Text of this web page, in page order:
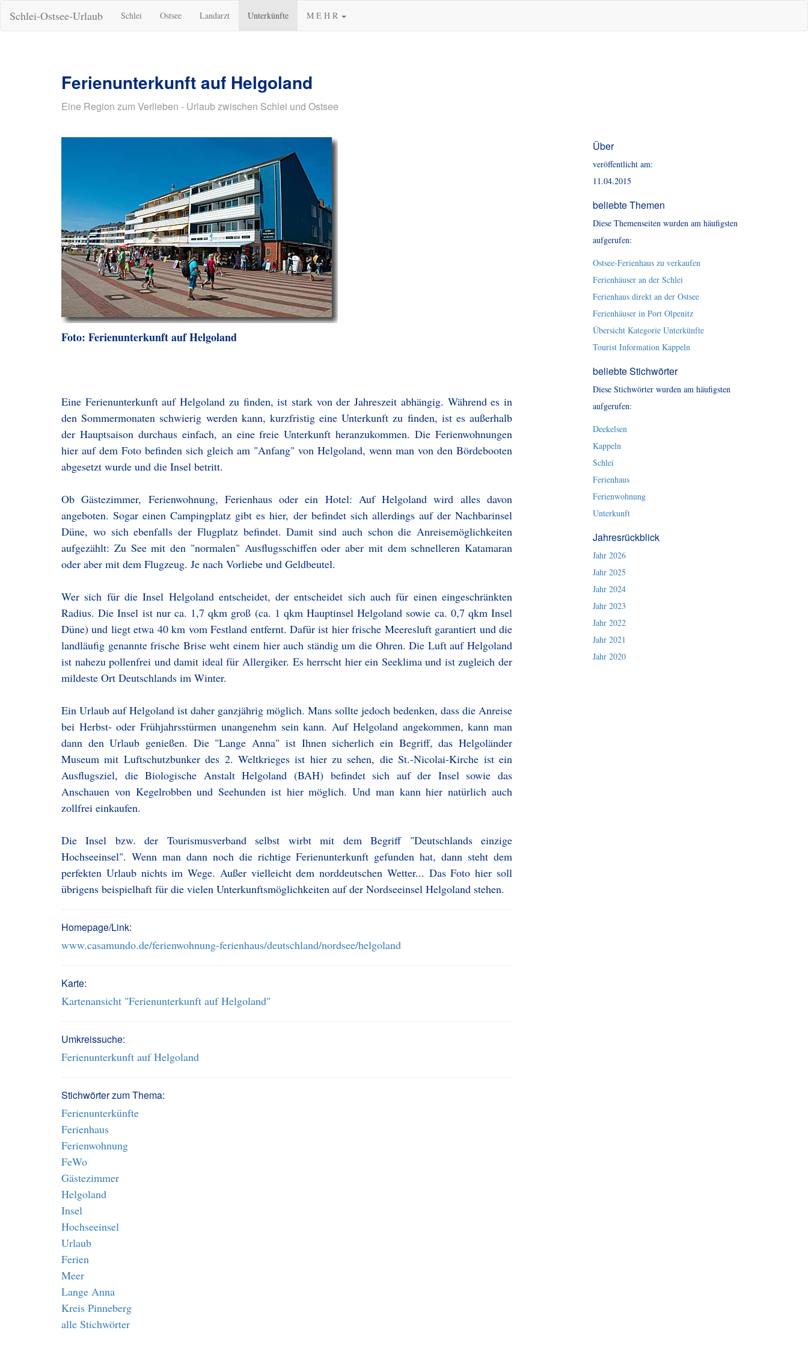
Schlei-Ostsee-Urlaub Schlei Ostsee Landarzt Unterkünfte M E H R
Ferienunterkunft auf Helgoland
Eine Region zum Verlieben - Urlaub zwischen Schlei und Ostsee
Foto: Ferienunterkunft auf Helgoland
Eine Ferienunterkunft auf Helgoland zu finden, ist stark von der Jahreszeit abhängig. Während es in
den Sommermonaten schwierig werden kann, kurzfristig eine Unterkunft zu finden, ist es außerhalb
der Hauptsaison durchaus einfach, an eine freie Unterkunft heranzukommen. Die Ferienwohnungen
hier auf dem Foto befinden sich gleich am "Anfang" von Helgoland, wenn man von den Bördebooten
abgesetzt wurde und die Insel betritt.
Ob Gästezimmer, Ferienwohnung, Ferienhaus oder ein Hotel: Auf Helgoland wird alles davon
angeboten. Sogar einen Campingplatz gibt es hier, der befindet sich allerdings auf der Nachbarinsel
Düne, wo sich ebenfalls der Flugplatz befindet. Damit sind auch schon die Anreisemöglichkeiten
aufgezählt: Zu See mit den "normalen" Ausflugsschiffen oder aber mit dem schnelleren Katamaran
oder aber mit dem Flugzeug. Je nach Vorliebe und Geldbeutel.
Wer sich für die Insel Helgoland entscheidet, der entscheidet sich auch für einen eingeschränkten
Radius. Die Insel ist nur ca. 1,7 qkm groß (ca. 1 qkm Hauptinsel Helgoland sowie ca. 0,7 qkm Insel
Düne) und liegt etwa 40 km vom Festland entfernt. Dafür ist hier frische Meeresluft garantiert und die
landläufig genannte frische Brise weht einem hier auch ständig um die Ohren. Die Luft auf Helgoland
ist nahezu pollenfrei und damit ideal für Allergiker. Es herrscht hier ein Seeklima und ist zugleich der
mildeste Ort Deutschlands im Winter.
Ein Urlaub auf Helgoland ist daher ganzjährig möglich. Mans sollte jedoch bedenken, dass die Anreise
bei Herbst- oder Frühjahrsstürmen unangenehm sein kann. Auf Helgoland angekommen, kann man
dann den Urlaub genießen. Die "Lange Anna" ist Ihnen sicherlich ein Begriff, das Helgoländer
Museum mit Luftschutzbunker des 2. Weltkrieges ist hier zu sehen, die St.-Nicolai-Kirche ist ein
Ausflugsziel, die Biologische Anstalt Helgoland (BAH) befindet sich auf der Insel sowie das
Anschauen von Kegelrobben und Seehunden ist hier möglich. Und man kann hier natürlich auch
zollfrei einkaufen.
Die Insel bzw. der Tourismusverband selbst wirbt mit dem Begriff "Deutschlands einzige
Hochseeinsel". Wenn man dann noch die richtige Ferienunterkunft gefunden hat, dann steht dem
perfekten Urlaub nichts im Wege. Außer vielleicht dem norddeutschen Wetter... Das Foto hier soll
übrigens beispielhaft für die vielen Unterkunftsmöglichkeiten auf der Nordseeinsel Helgoland stehen.
Homepage/Link:
www.casamundo.de/ferienwohnung-ferienhaus/deutschland/nordsee/helgoland
Karte:
Kartenansicht "Ferienunterkunft auf Helgoland"
Umkreissuche:
Ferienunterkunft auf Helgoland
Stichwörter zum Thema:
Ferienunterkünfte
Ferienhaus
Ferienwohnung
FeWo
Gästezimmer
Helgoland
Insel
Hochseeinsel
Urlaub
Ferien
Meer
Lange Anna
Kreis Pinneberg
alle Stichwörter
Über
veröffentlicht am:
11.04.2015
beliebte Themen
Diese Themenseiten wurden am häufigsten
aufgerufen:
Ostsee-Ferienhaus zu verkaufen
Ferienhäuser an der Schlei
Ferienhaus direkt an der Ostsee
Ferienhäuser in Port Olpenitz
Übersicht Kategorie Unterkünfte
Tourist Information Kappeln
beliebte Stichwörter
Diese Stichwörter wurden am häufigsten
aufgerufen:
Deekelsen
Kappeln
Schlei
Ferienhaus
Ferienwohnung
Unterkunft
Jahresrückblick
Jahr 2026
Jahr 2025
Jahr 2024
Jahr 2023
Jahr 2022
Jahr 2021
Jahr 2020